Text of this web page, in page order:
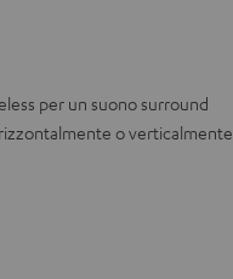
per un suono surround
o verticalmente